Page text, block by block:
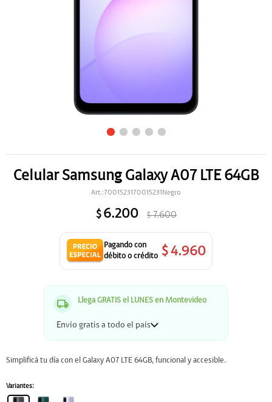
Celular Samsung Galaxy A07 LTE 64GB
7001523170015231Negro
$ 6.200 $ 7.600
$4.960
Llega GRATIS el LUNES en Montevideo
Envío gratis a todo el país
Simplificá tu día con el Galaxy A07 LTE 64GB, funcional y accesible.
Variantes: